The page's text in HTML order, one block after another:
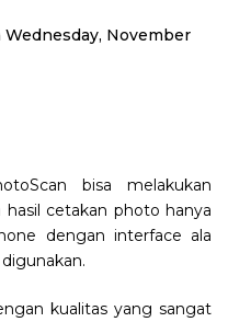
Wednesday, November
bisa melakukan
cetakan photo hanya
dengan interface ala
kualitas yang sangat